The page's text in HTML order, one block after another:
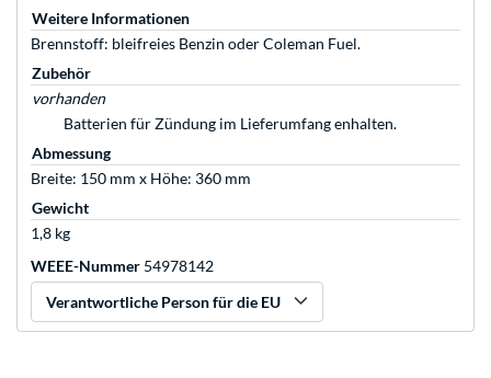
Weitere Informationen
Brennstoff: bleifreies Benzin oder Coleman Fuel.
Zubehör
vorhanden
Batterien für Zündung im Lieferumfang enhalten.
Abmessung
Breite: 150 mm x Höhe: 360 mm
Gewicht
1,8 kg
WEEE-Nummer 54978142
Verantwortliche Person für die EU